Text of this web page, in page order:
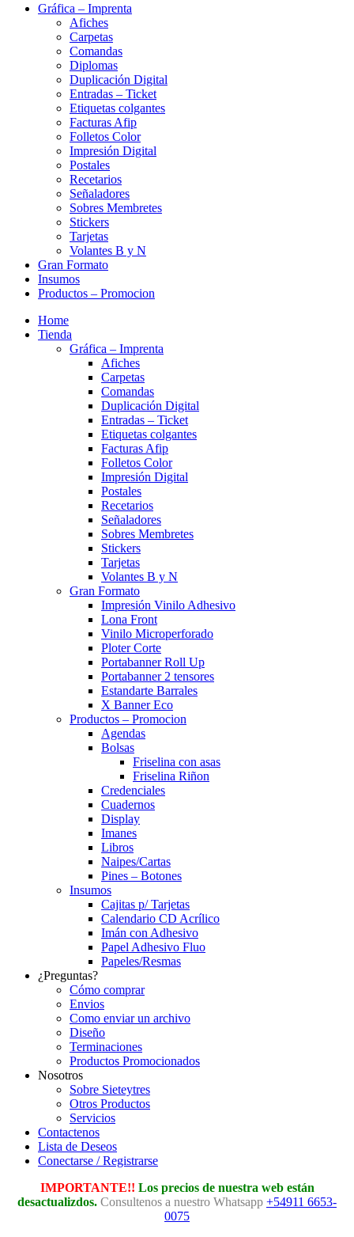
Gráfica – Imprenta
Afiches
Carpetas
Comandas
Diplomas
Duplicación Digital
Entradas – Ticket
Etiquetas colgantes
Facturas Afip
Folletos Color
Impresión Digital
Postales
Recetarios
Señaladores
Sobres Membretes
Stickers
Tarjetas
Volantes B y N
Gran Formato
Insumos
Productos – Promocion
Home
Tienda
Gráfica – Imprenta
Afiches
Carpetas
Comandas
Duplicación Digital
Entradas – Ticket
Etiquetas colgantes
Facturas Afip
Folletos Color
Impresión Digital
Postales
Recetarios
Señaladores
Sobres Membretes
Stickers
Tarjetas
Volantes B y N
Gran Formato
Impresión Vinilo Adhesivo
Lona Front
Vinilo Microperforado
Ploter Corte
Portabanner Roll Up
Portabanner 2 tensores
Estandarte Barrales
X Banner Eco
Productos – Promocion
Agendas
Bolsas
Friselina con asas
Friselina Riñon
Credenciales
Cuadernos
Display
Imanes
Libros
Naipes/Cartas
Pines – Botones
Insumos
Cajitas p/ Tarjetas
Calendario CD Acrílico
Imán con Adhesivo
Papel Adhesivo Fluo
Papeles/Resmas
¿Preguntas?
Cómo comprar
Envios
Como enviar un archivo
Diseño
Terminaciones
Productos Promocionados
Nosotros
Sobre Sieteytres
Otros Productos
Servicios
Contactenos
Lista de Deseos
Conectarse / Registrarse
IMPORTANTE!! Los precios de nuestra web están
desactualizdos. Consultenos a nuestro Whatsapp +54911 6653-
0075